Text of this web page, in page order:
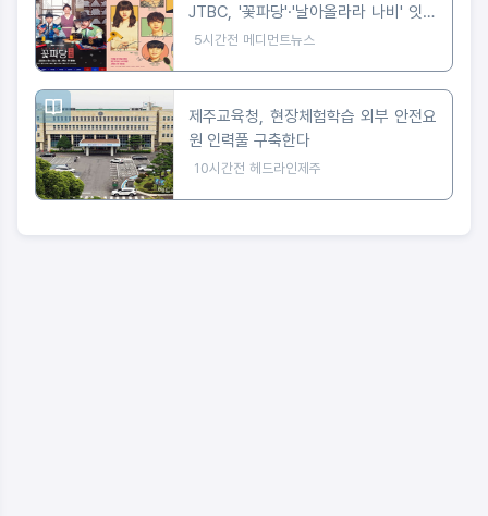
JTBC, '꽃파당'·'날아올라라 나비' 잇따
라 편성
5시간전 메디먼트뉴스
제주교육청, 현장체험학습 외부 안전요
원 인력풀 구축한다
10시간전 헤드라인제주